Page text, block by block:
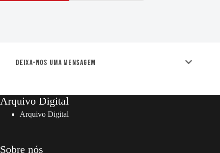
Deixa-nos uma mensagem
Arquivo Digital
Arquivo Digital
Sobre nós